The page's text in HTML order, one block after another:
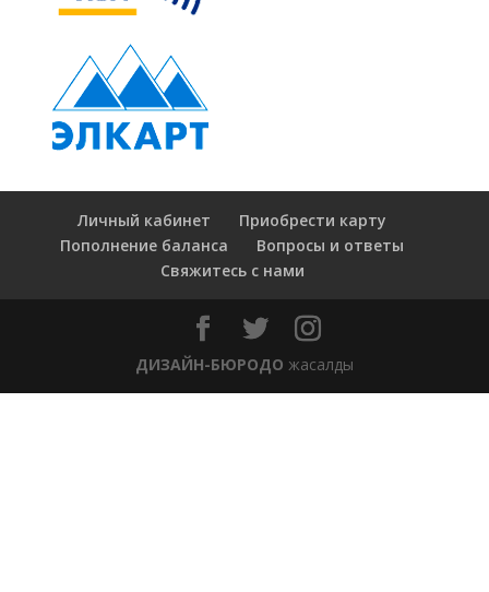
Личный кабинет
Приобрести карту
Пополнение баланса
Вопросы и ответы
Свяжитесь с нами
ДИЗАЙН-БЮРОДО жасалды